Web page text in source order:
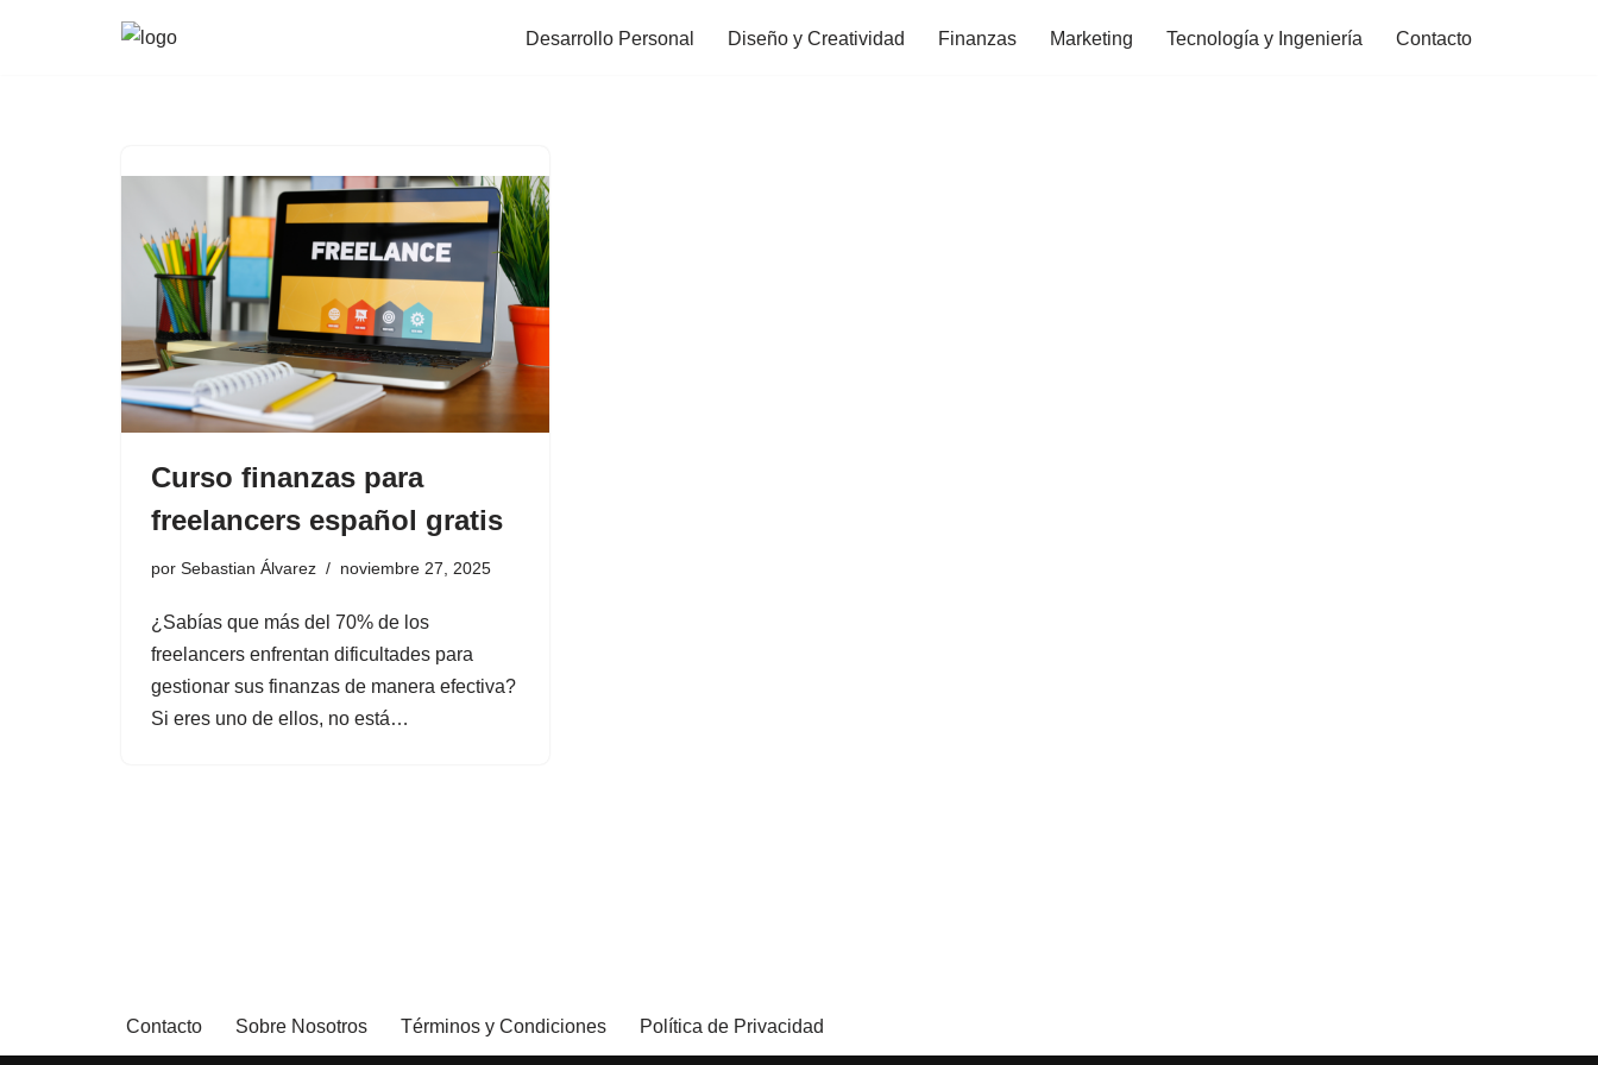
Desarrollo Personal Diseño y Creatividad Finanzas Marketing Tecnología y Ingeniería Contacto
Curso finanzas para
freelancers español gratis
por Sebastian Álvarez noviembre 27, 2025
¿Sabías que más del 70% de los
freelancers enfrentan dificultades para
gestionar sus finanzas de manera efectiva?
Si eres uno de ellos, no está…
Contacto Sobre Nosotros Términos y Condiciones Política de Privacidad